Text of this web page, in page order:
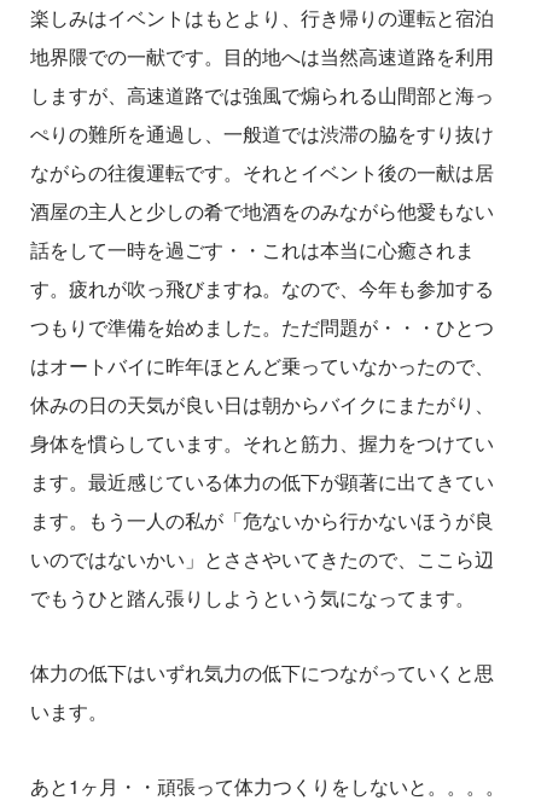
楽しみはイベントはもとより、行き帰りの運転と宿泊
地界隈での一献です。目的地へは当然高速道路を利用
しますが、高速道路では強風で煽られる山間部と海っ
ぺりの難所を通過し、一般道では渋滞の脇をすり抜け
ながらの往復運転です。それとイベント後の一献は居
酒屋の主人と少しの肴で地酒をのみながら他愛もない
話をして一時を過ごす・・これは本当に心癒されま
す。疲れが吹っ飛びますね。なので、今年も参加する
つもりで準備を始めました。ただ問題が・・・ひとつ
はオートバイに昨年ほとんど乗っていなかったので、
休みの日の天気が良い日は朝からバイクにまたがり、
身体を慣らしています。それと筋力、握力をつけてい
ます。最近感じている体力の低下が顕著に出てきてい
ます。もう一人の私が「危ないから行かないほうが良
いのではないかい」とささやいてきたので、ここら辺
でもうひと踏ん張りしようという気になってます。
体力の低下はいずれ気力の低下につながっていくと思
います。
あと1 ヶ月・・頑張って体力つくりをしないと。。。。